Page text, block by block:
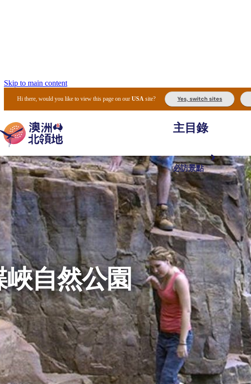
Skip to main content
Hi there, would you like to view this page on ourUSA site? Yes, switch sites
主目錄
必訪景點
峽自然公園